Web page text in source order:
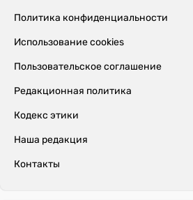
Политика конфиденциальности
Использование cookies
Пользовательское соглашение
Редакционная политика
Кодекс этики
Наша редакция
Контакты